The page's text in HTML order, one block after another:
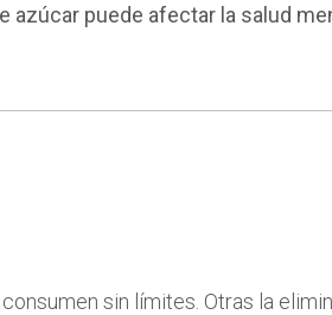
puede afectar la salud
sin límites. Otras la